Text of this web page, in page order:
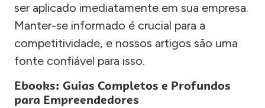
ser aplicado imediatamente em sua empresa.
Manter-se informado é crucial para a
competitividade, e nossos artigos são uma
fonte confiável para isso.
Ebooks: Guias Completos e Profundos
para Empreendedores